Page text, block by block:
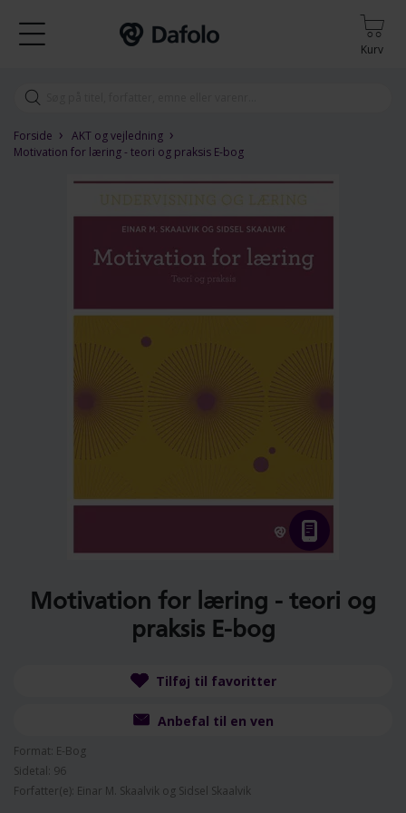
Kurv
Forside › AKT og vejledning ›
Motivation for læring - teori og praksis E-bog
Motivation for læring - teori og
praksis E-bog
Tilføj til favoritter
Anbefal til en ven
Format: E-Bog
Sidetal: 96
Forfatter(e): Einar M. Skaalvik og Sidsel Skaalvik